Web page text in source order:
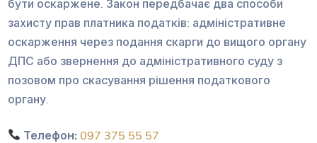
бути оскаржене. Закон передбачає два способи
захисту прав платника податків: адміністративне
оскарження через подання скарги до вищого органу
ДПС або звернення до адміністративного суду з
позовом про скасування рішення податкового
органу.
Телефон: 097 375 55 57